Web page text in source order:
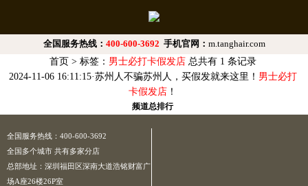
全国服务热线： 400-600-3692 手机官网： m.tanghair.com
首页 > 标签： 男士必打卡假发店总共有 1 条记录
2024-11-06 16:11:15·苏州人不骗苏州人，买假发就来这里！ 男士必打
卡假发店 ！
频道总排行
全国服务热线：400-600-3692
全国多个城市 共有多家分店
总部地址：深圳福田区深南大道浩铭财富广
场A座26楼26P室